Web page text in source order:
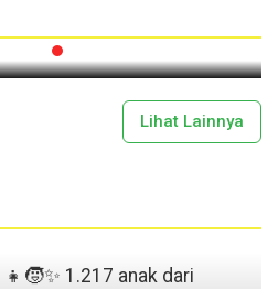
Lihat Lainnya
👧🧒✨ 1.217 anak dari